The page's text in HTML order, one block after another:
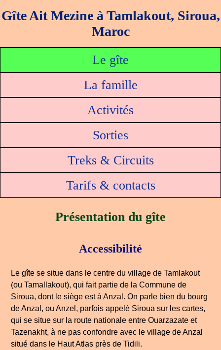
Gîte Ait Mezine à Tamlakout, Siroua,
Maroc
Le gîte
La famille
Activités
Sorties
Treks & Circuits
Tarifs & contacts
Présentation du gîte
Accessibilité
Le gîte se situe dans le centre du village de Tamlakout
(ou Tamallakout), qui fait partie de la Commune de
Siroua, dont le siège est à Anzal. On parle bien du bourg
de Anzal, ou Anzel, parfois appelé Siroua sur les cartes,
qui se situe sur la route nationale entre Ouarzazate et
Tazenakht, à ne pas confondre avec le village de Anzal
situé dans le Haut Atlas près de Tidili.